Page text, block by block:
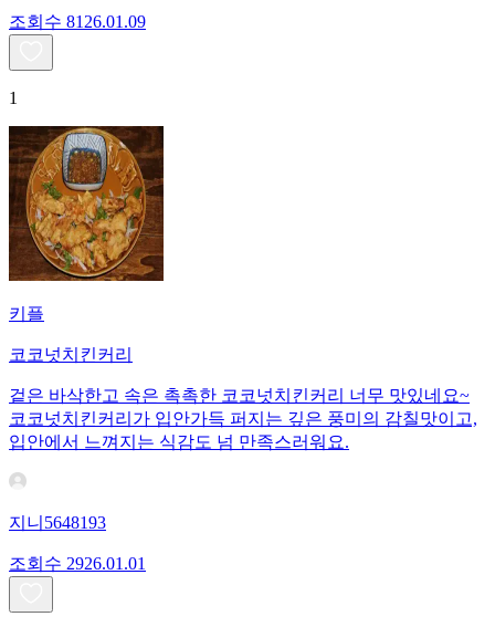
조회수 81 26.01.09
1
키플
코코넛치킨커리
겉은 바삭한고 속은 촉촉한 코코넛치킨커리 너무 맛있네요~
코코넛치킨커리가 입안가득 퍼지는 깊은 풍미의 감칠맛이고,
입안에서 느껴지는 식감도 넘 만족스러워요.
지니5648193
조회수 2926.01.01